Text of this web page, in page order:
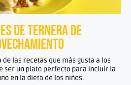
de ternera de
de las recetas que más gusta a los
ser un plato perfecto para incluir la
en la dieta de los niños.